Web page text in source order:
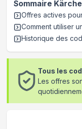
Sommaire
Offres actives
Comment utiliser
Historique des
Tous les
Les offres